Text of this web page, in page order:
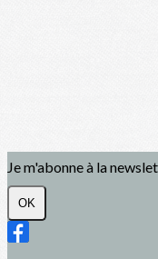
Je m'abonne à la
OK